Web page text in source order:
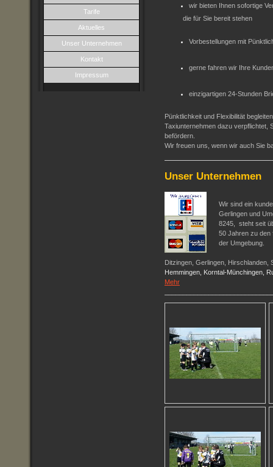
Tarife
Aktuelles
Unser Unternehmen
Kontakt
Impressum
wir bieten Ihnen sofortige V
die für Sie bereit stehen
Vorbestellungen mit
gerne fahren wir Ihre
einzigartigen 24-Stunden
Pünktlichkeit und Flexibilität
Taxiunternehmen dazu verpflichtet,
befördern.
Wir freuen uns, wenn wir auch Sie
Unser Unternehmen
Wir sind ein
Gerlingen und
8245, steht seit
50 Jahren zu den
der Umgebung.
Ditzingen, Gerlingen, Hirschlanden,
Hemmingen, Korntal-Münchingen,
Mehr